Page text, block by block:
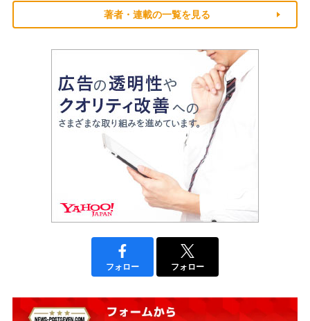
著者・連載の一覧を見る
フォロー フォロー